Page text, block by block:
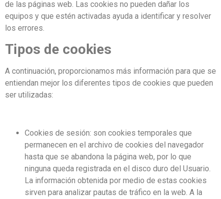
de las páginas web. Las cookies no pueden dañar los
equipos y que estén activadas ayuda a identificar y resolver
los errores.
Tipos de cookies
A continuación, proporcionamos más información para que se
entiendan mejor los diferentes tipos de cookies que pueden
ser utilizadas:
Cookies de sesión: son cookies temporales que
permanecen en el archivo de cookies del navegador
hasta que se abandona la página web, por lo que
ninguna queda registrada en el disco duro del Usuario.
La información obtenida por medio de estas cookies
sirven para analizar pautas de tráfico en la web. A la